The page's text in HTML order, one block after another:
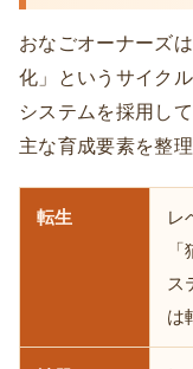
おなごオーナーズ
化」というサイク
システムを採用して
主な育成要素を整
転生
レ
ス
は